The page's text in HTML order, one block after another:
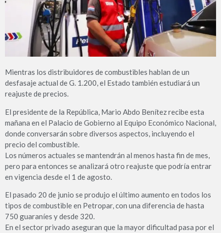
Mientras los distribuidores de combustibles hablan de un
desfasaje actual de G. 1.200, el Estado también estudiará un
reajuste de precios.
El presidente de la República, Mario Abdo Benítez recibe esta
mañana en el Palacio de Gobierno al Equipo Económico Nacional,
donde conversarán sobre diversos aspectos, incluyendo el
precio del combustible.
Los números actuales se mantendrán al menos hasta fin de mes,
pero para entonces se analizará otro reajuste que podría entrar
en vigencia desde el 1 de agosto.
El pasado 20 de junio se produjo el último aumento en todos los
tipos de combustible en Petropar, con una diferencia de hasta
750 guaraníes y desde 320.
En el sector privado aseguran que la mayor dificultad pasa por el